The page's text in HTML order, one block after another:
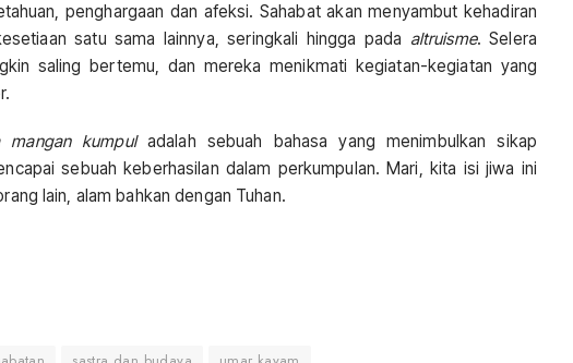
penghargaan dan afeksi. Sahabat akan menyambut kehadiran
satu sama lainnya, seringkali hingga pada altruisme. Selera
saling bertemu, dan mereka menikmati kegiatan-kegiatan yang
mangan kumpuladalah sebuah bahasa yang menimbulkan sikap
sebuah keberhasilan dalam perkumpulan. Mari, kita isi jiwa ini
lain, alam bahkan dengan Tuhan.